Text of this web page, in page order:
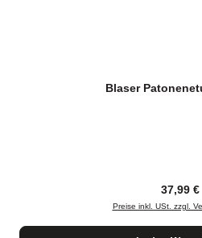
Blaser
37,99 €
Preise inkl. USt. zzgl.